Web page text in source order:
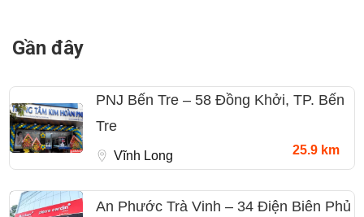
Gần đây
PNJ Bến Tre – 58 Đồng Khởi, TP. Bến
Tre
Vĩnh Long 25.9 km
An Phước Trà Vinh – 34 Điện Biên Phủ